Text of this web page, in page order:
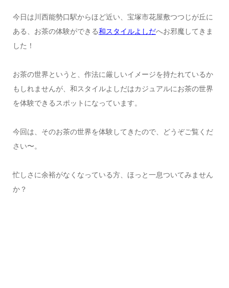
今日は川西能勢口駅からほど近い、宝塚市花屋敷つつじが丘に
ある、お茶の体験ができる和スタイルよしだへお邪魔してきま
した！
お茶の世界というと、作法に厳しいイメージを持たれているか
もしれませんが、和スタイルよしだはカジュアルにお茶の世界
を体験できるスポットになっています。
今回は、そのお茶の世界を体験してきたので、どうぞご覧くだ
さい〜。
忙しさに余裕がなくなっている方、ほっと一息ついてみません
か？